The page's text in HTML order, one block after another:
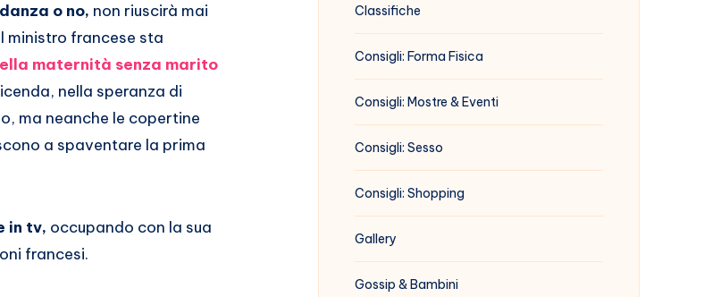
o no, non riuscirà mai
ministro francese sta
maternità senza marito
nella speranza di
ma neanche le copertine
a spaventare la prima
in tv, occupando con la sua
francesi.
Classifiche
Consigli: Forma Fisica
Consigli: Mostre & Eventi
Consigli: Sesso
Consigli: Shopping
Gallery
Gossip & Bambini